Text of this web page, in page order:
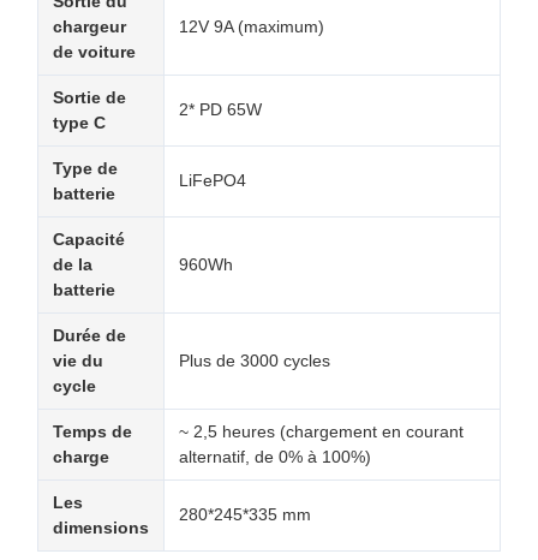
chargeur
de voiture
12V 9A (maximum)
Sortie de
type C
2* PD 65W
Type de
batterie
LiFePO4
Capacité
de la
batterie
960Wh
Durée de
vie du
cycle
Plus de 3000 cycles
Temps de
charge
~ 2,5 heures (chargement en courant
alternatif, de 0% à 100%)
Les
dimensions
280*245*335 mm